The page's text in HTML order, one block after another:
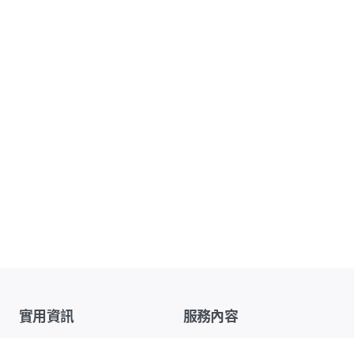
實用資訊 服務內容